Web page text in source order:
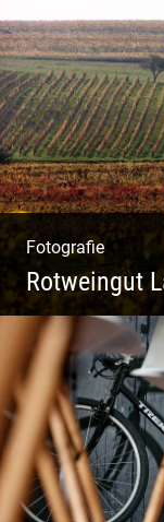
Fotografie
Rotweingut
Rotweine aus
Weinprobe |
Weinkeller